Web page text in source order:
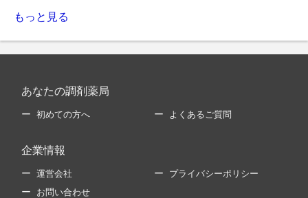
もっと見る
あなたの調剤薬局
初めての方へ よくあるご質問
企業情報
運営会社 プライバシーポリシー
お問い合わせ